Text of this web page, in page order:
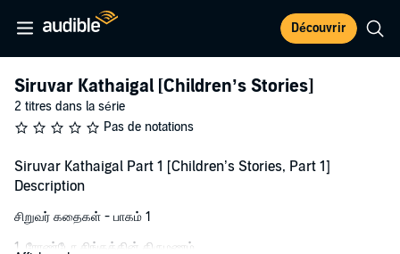
Découvrir
Siruvar Kathaigal [Children’s Stories]
2 titres dans la série
Pas de notations
Siruvar Kathaigal Part 1 [Children’s Stories, Part 1]
Description
சிறுவர் கதைகள் - பாகம் 1
1. ரோண்டோ சிங்கத்தின் திருமணம்